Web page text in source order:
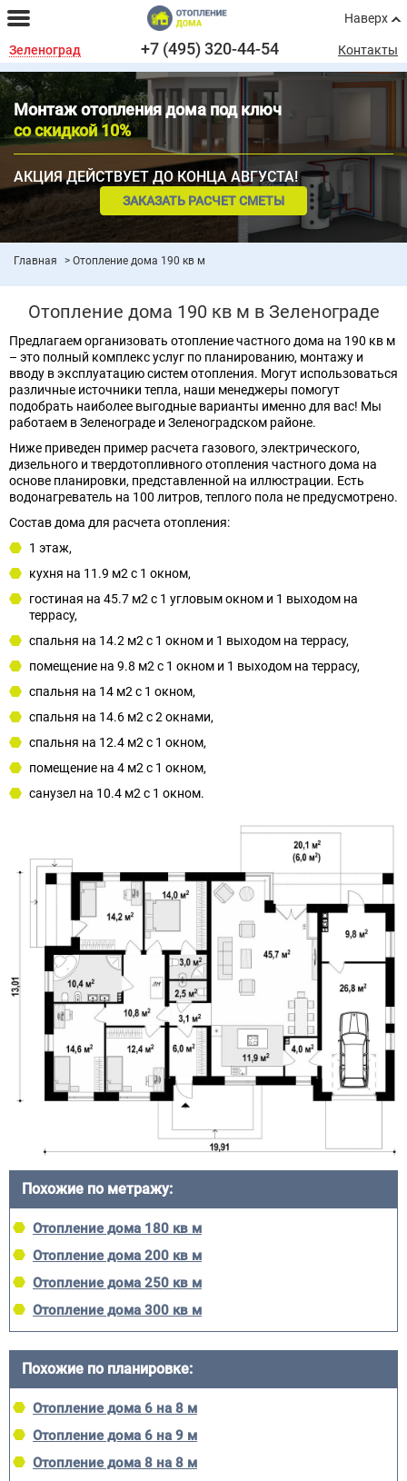
Наверх
Зеленоград +7 (495) 320-44-54 Контакты
Монтаж отопления дома под ключ
со скидкой 10%
АКЦИЯ ДЕЙСТВУЕТ ДО КОНЦА АВГУСТА!
ЗАКАЗАТЬ РАСЧЕТ СМЕТЫ
Главная Отопление дома 190 кв м
Отопление дома 190 кв м в Зеленограде
Предлагаем организовать отопление частного дома на 190 кв м
– это полный комплекс услуг по планированию, монтажу и
вводу в эксплуатацию систем отопления. Могут использоваться
различные источники тепла, наши менеджеры помогут
подобрать наиболее выгодные варианты именно для вас! Мы
работаем в Зеленoграде и Зеленоградском районе.
Ниже приведен пример расчета газового, электрического,
дизельного и твердотопливного отопления частного дома на
основе планировки, представленной на иллюстрации. Есть
водонагреватель на 100 литров, теплого пола не предусмотрено.
Состав дома для расчета отопления:
1 этаж,
кухня на 11.9 м2 с 1 окном,
гостиная на 45.7 м2 с 1 угловым окном и 1 выходом на
террасу,
спальня на 14.2 м2 с 1 окном и 1 выходом на террасу,
помещение на 9.8 м2 с 1 окном и 1 выходом на террасу,
спальня на 14 м2 с 1 окном,
спальня на 14.6 м2 с 2 окнами,
спальня на 12.4 м2 с 1 окном,
помещение на 4 м2 с 1 окном,
санузел на 10.4 м2 с 1 окном.
Похожие по метражу:
Отопление дома 180 кв м
Отопление дома 200 кв м
Отопление дома 250 кв м
Отопление дома 300 кв м
Похожие по планировке:
Отопление дома 6 на 8 м
Отопление дома 6 на 9 м
Отопление дома 8 на 8 м